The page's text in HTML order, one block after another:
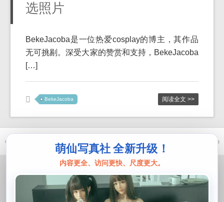
选照片
BekeJacoba是一位热爱cosplay的博主，其作品
无可挑剔。深受大家的赞赏和支持，BekeJacoba
[…]
BekeJacoba 阅读全文 >>
萌仙写真社 全新升级！
内容更全、访问更快、尺度更大。
© 2021-2026 优马卿 | ICP备案 XXX 号 | Themeckvearm by ttcrivpe